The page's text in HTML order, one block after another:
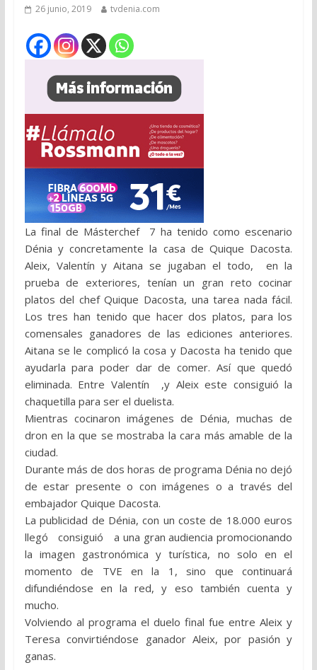
26 junio, 2019 tvdenia.com
La final de Másterchef 7 ha tenido como escenario
Dénia y concretamente la casa de Quique Dacosta.
Aleix, Valentín y Aitana se jugaban el todo, en la
prueba de exteriores, tenían un gran reto cocinar
platos del chef Quique Dacosta, una tarea nada fácil.
Los tres han tenido que hacer dos platos, para los
comensales ganadores de las ediciones anteriores.
Aitana se le complicó la cosa y Dacosta ha tenido que
ayudarla para poder dar de comer. Así que quedó
eliminada. Entre Valentín ,y Aleix este consiguió la
chaquetilla para ser el duelista.
Mientras cocinaron imágenes de Dénia, muchas de
dron en la que se mostraba la cara más amable de la
ciudad.
Durante más de dos horas de programa Dénia no dejó
de estar presente o con imágenes o a través del
embajador Quique Dacosta.
La publicidad de Dénia, con un coste de 18.000 euros
llegó consiguió a una gran audiencia promocionando
la imagen gastronómica y turística, no solo en el
momento de TVE en la 1, sino que continuará
difundiéndose en la red, y eso también cuenta y
mucho.
Volviendo al programa el duelo final fue entre Aleix y
Teresa convirtiéndose ganador Aleix, por pasión y
ganas.